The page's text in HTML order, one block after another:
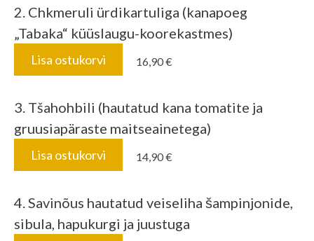
2. Chkmeruli ürdikartuliga (kanapoeg
„Tabaka“ küüslaugu-koorekastmes)
Lisa ostukorvi 16,90 €
3. Tšahohbili (hautatud kana tomatite ja
gruusiapäraste maitseainetega)
Lisa ostukorvi 14,90 €
4. Savinõus hautatud veiseliha šampinjonide,
sibula, hapukurgi ja juustuga